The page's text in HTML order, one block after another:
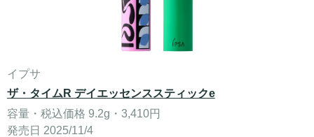
イプサ
ザ・タイムR デイエッセンススティックe
容量・税込価格 9.2g・3,410円
発売日 2025/11/4